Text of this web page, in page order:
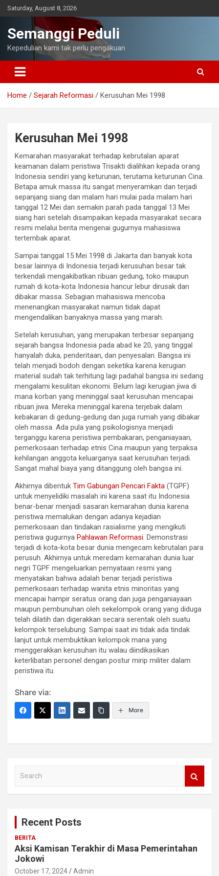
Skip
to
Saturday, August 8, 2026
Semanggi Peduli
Kepedulian kami tak perlu pengakuan
Home Sejarah Reformasi Kerusuhan Mei 1998
Kerusuhan Mei 1998
Kemarahan masyarakat terhadap kebrutalan aparat
keamanan dalam peristiwa Trisakti dialihkan kepada orang
Indonesia sendiri yang keturunan, terutama keturunan Cina.
Betapa amuk massa itu sangat menyeramkan dan terjadi
sepanjang siang dan malam hari mulai pada malam hari
tanggal 12 Mei dan semakin parah pada tanggal 13 Mei
siang hari setelah disampaikan kepada masyarakat secara
resmi melalui berita mengenai gugurnya mahasiswa
tertembak aparat.
Sampai tanggal 15 Mei 1998 di Jakarta dan banyak kota
besar lainnya di Indonesia terjadi kerusuhan besar tak
terkendali mengakibatkan ribuan gedung, toko maupun
rumah di kota-kota Indonesia hancur lebur dirusak dan
dibakar massa. Sebagian mahasiswa mencoba
menenangkan masyarakat namun tidak dapat
mengendalikan banyaknya massa yang marah.
Setelah kerusuhan, yang merupakan terbesar sepanjang
sejarah bangsa Indonesia pada abad ke 20, yang tinggal
hanyalah duka, penderitaan, dan penyesalan. Bangsa ini
telah menjadi bodoh dengan seketika karena kerugian
material sudah tak terhitung lagi padahal bangsa ini sedang
mengalami kesulitan ekonomi. Belum lagi kerugian jiwa di
mana korban yang meninggal saat kerusuhan mencapai
ribuan jiwa. Mereka meninggal karena terjebak dalam
kebakaran di gedung-gedung dan juga rumah yang dibakar
oleh massa. Ada pula yang psikologisnya menjadi
terganggu karena peristiwa pembakaran, penganiayaan,
pemerkosaan terhadap etnis Cina maupun yang terpaksa
kehilangan anggota keluarganya saat kerusuhan terjadi.
Sangat mahal biaya yang ditanggung oleh bangsa ini.
Akhirnya dibentuk Tim Gabungan Pencari Fakta (TGPF)
untuk menyelidiki masalah ini karena saat itu Indonesia
benar-benar menjadi sasaran kemarahan dunia karena
peristiwa memalukan dengan adanya kejadian
pemerkosaan dan tindakan rasialisme yang mengikuti
peristiwa gugurnya Pahlawan Reformasi. Demonstrasi
terjadi di kota-kota besar dunia mengecam kebrutalan para
perusuh. Akhirnya untuk meredam kemarahan dunia luar
negri TGPF mengeluarkan pernyataan resmi yang
menyatakan bahwa adalah benar terjadi peristiwa
pemerkosaan terhadap wanita etnis minoritas yang
mencapai hampir seratus orang dan juga penganiayaan
maupun pembunuhan oleh sekelompok orang yang diduga
telah dilatih dan digerakkan secara serentak oleh suatu
kelompok terselubung. Sampai saat ini tidak ada tindak
lanjut untuk membuktikan kelompok mana yang
menggerakkan kerusuhan itu walau diindikasikan
keterlibatan personel dengan postur mirip militer dalam
peristiwa itu.
Share via:
More
Recent Posts
BERITA
Aksi Kamisan Terakhir di Masa Pemerintahan
Jokowi
October 17, 2024 Admin